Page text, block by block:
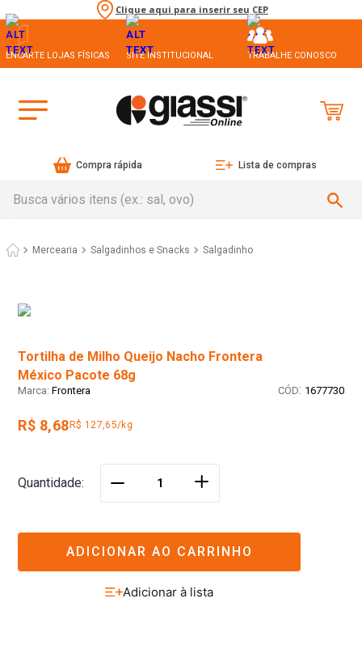
Clique aqui para inserir seu CEP
ENCARTE LOJAS FÍSICAS SITE INSTITUCIONAL TRABALHE CONOSCO
Compra rápida Lista de compras
Mercearia Salgadinhos e Snacks Salgadinho
Tortilha de Milho Queijo Nacho Frontera
México Pacote 68g
Frontera : 1677730
R$ 8,68 R$ 127,65/kg
Quantidade ＋
ADICIONAR AO CARRINHO